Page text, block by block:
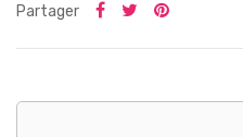
Partager